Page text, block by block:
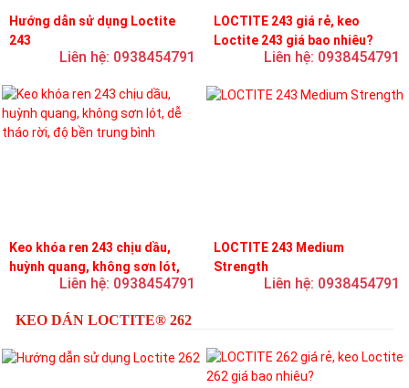
Hướng dẫn sử dụng Loctite
243
Liên hệ: 0938454791
LOCTITE 243 giá rẻ, keo
Loctite 243 giá bao nhiêu?
Liên hệ: 0938454791
Keo khóa ren 243 chịu dầu,
huỳnh quang, không sơn lót,
dễ tháo rời, độ bền trung bình
Liên hệ: 0938454791
LOCTITE 243 Medium
Strength
Liên hệ: 0938454791
KEO DÁN LOCTITE® 262